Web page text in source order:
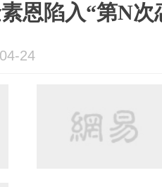
恩陷入“第N次
24